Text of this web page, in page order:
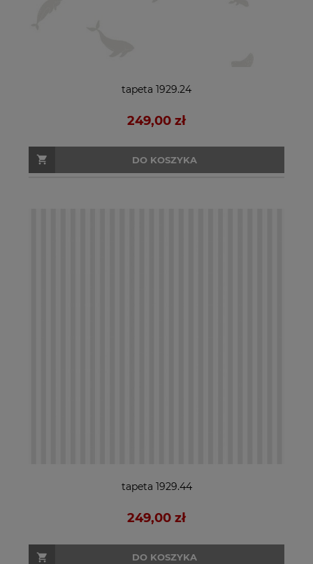
tapeta 1929.24
249,00 zł
DO KOSZYKA
tapeta 1929.44
249,00 zł
DO KOSZYKA